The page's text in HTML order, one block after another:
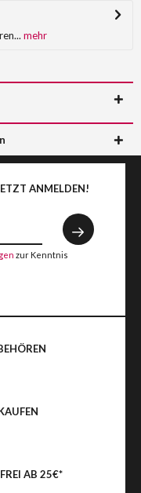
mehr
ANMELDEN!
zur Kenntnis
AB 25€*